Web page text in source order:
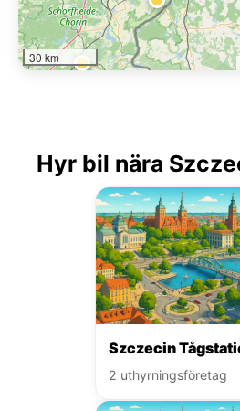
30 km
Hyr bil nära
Szczecin
2 uthyrningsföretag